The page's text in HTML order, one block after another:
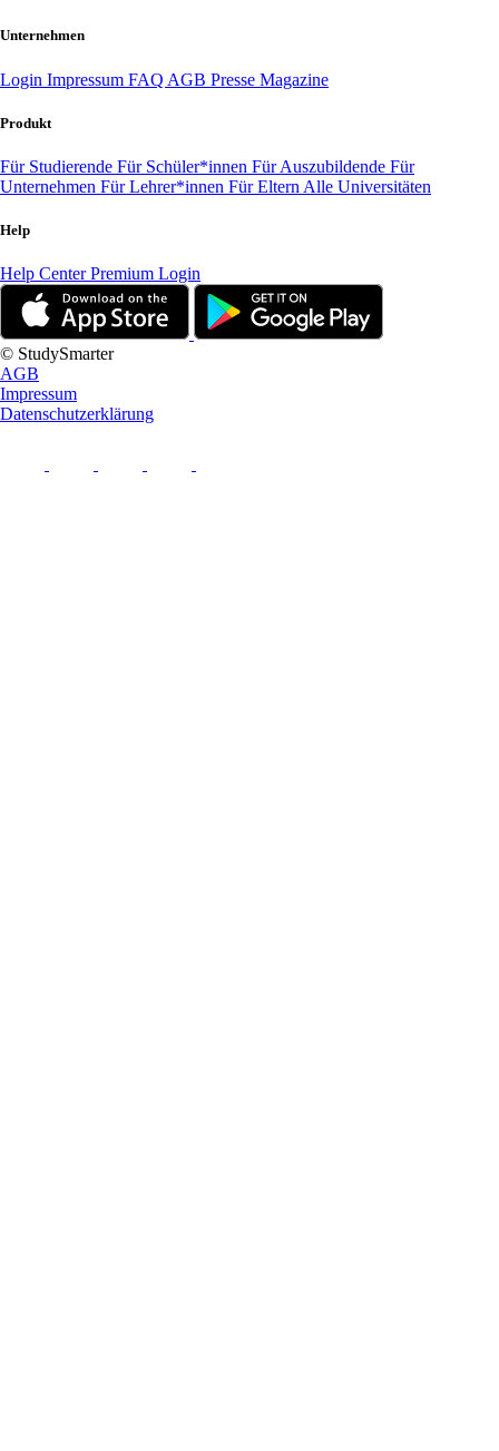
Unternehmen
Login Impressum FAQ AGB Presse Magazine
Produkt
Für Studierende Für Schüler*innen Für Auszubildende Für
Unternehmen Für Lehrer*innen Für Eltern Alle Universitäten
Help
Help CenterPremium Login
© StudySmarter
AGB
Impressum
Datenschutzerklärung